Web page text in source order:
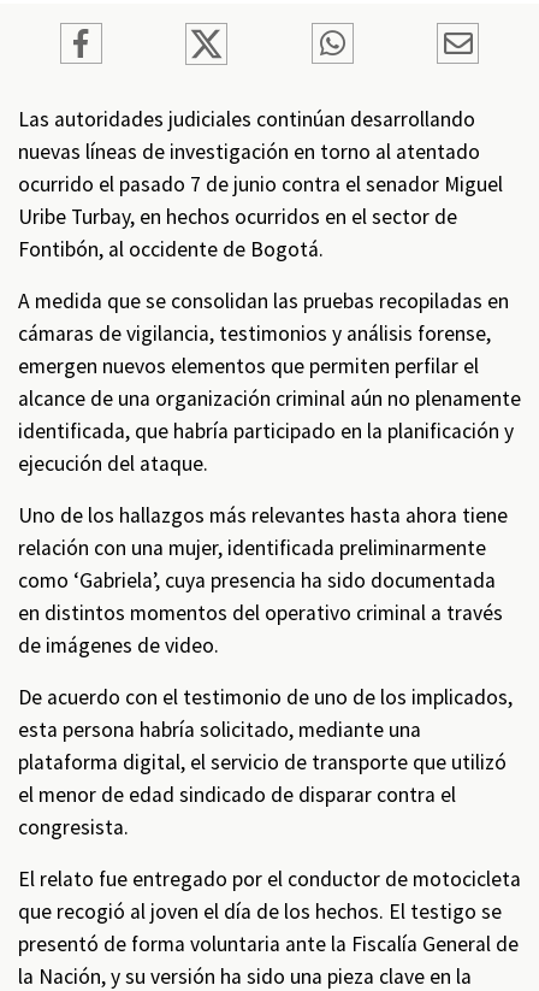
Las autoridades judiciales continúan desarrollando
nuevas líneas de investigación en torno al atentado
ocurrido el pasado 7 de junio contra el senador Miguel
Uribe Turbay, en hechos ocurridos en el sector de
Fontibón, al occidente de Bogotá.
A medida que se consolidan las pruebas recopiladas en
cámaras de vigilancia, testimonios y análisis forense,
emergen nuevos elementos que permiten perfilar el
alcance de una organización criminal aún no plenamente
identificada, que habría participado en la planificación y
ejecución del ataque.
Uno de los hallazgos más relevantes hasta ahora tiene
relación con una mujer, identificada preliminarmente
como ‘Gabriela’, cuya presencia ha sido documentada
en distintos momentos del operativo criminal a través
de imágenes de video.
De acuerdo con el testimonio de uno de los implicados,
esta persona habría solicitado, mediante una
plataforma digital, el servicio de transporte que utilizó
el menor de edad sindicado de disparar contra el
congresista.
El relato fue entregado por el conductor de motocicleta
que recogió al joven el día de los hechos. El testigo se
presentó de forma voluntaria ante la Fiscalía General de
la Nación, y su versión ha sido una pieza clave en la